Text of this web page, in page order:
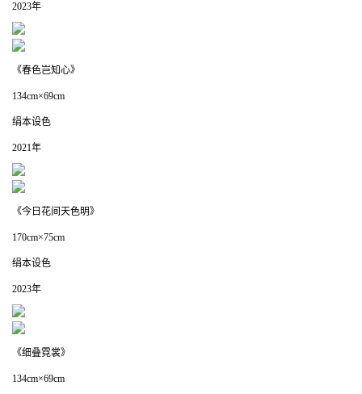
2023年
《春色岂知心》
134cm×69cm
绢本设色
2021年
《今日花间天色明》
170cm×75cm
绢本设色
2023年
《细叠霓裳》
134cm×69cm